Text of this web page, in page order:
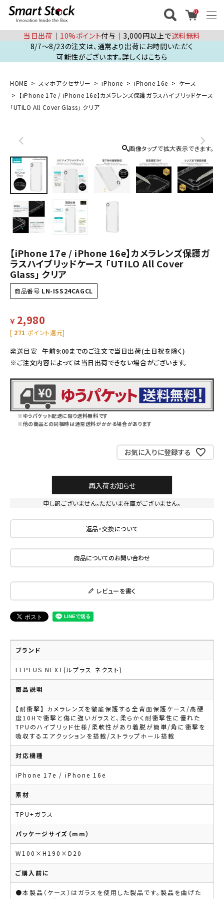
0
当日出荷 │ 10%ポイント付与│3,000円以上で送料無料
8/7～8/23の注文は、通常より出荷にお時間いただく
可能性がございます。詳しくはこちら
HOME スマホアクセサリー iPhone iPhone 16e
ケース
【iPhone 17e / iPhone 16e】カメラレンズ保護ガラスハイブリッドケース
「UTILO All Cover Glass」 クリア
画像タップで拡大表示できます。
【iPhone 17e / iPhone 16e】カメラレンズ保護ガ
ラスハイブリッドケース 「UTILO All Cover
Glass」 クリア
商品番号 LN-ISS24CAGCL
￥ 2,980
[ 271 ポイント還元]
発送目安 午前9:00までのご注文で当日出荷(土日祝を除く)
※ご注文内容によっては当日出荷できない場合がございます。
※ゆうパケット配送に限り送料無料です
※他の商品との同梱時は通常送料がかかる場合があります
お気に入りに登録する
再入荷お知らせ
申し訳ございません。ただいま在庫がございません。
返品・交換について
商品についてのお問い合わせ
レビューを書く
ブランド
LEPLUS NEXT(ルプラス ネクスト)
商品説明
【耐衝撃】 カメラレンズを徹底保護する全背面保護ケース/高硬
度10Hで衝撃と傷に強いガラスと、柔らかく耐衝撃性に優れた
TPUのハイブリッド仕様/柔軟性があり着脱が簡単/角に衝撃を
吸収するエアクッションを搭載/ストラップホール搭載
対応機種
iPhone 17e / iPhone 16e
素材
TPU+ガラス
パッケージサイズ（mm）
W100×H190×D20
ご購入前に
●本製品（ケース）はガラスを使用した製品です。製品を曲げた